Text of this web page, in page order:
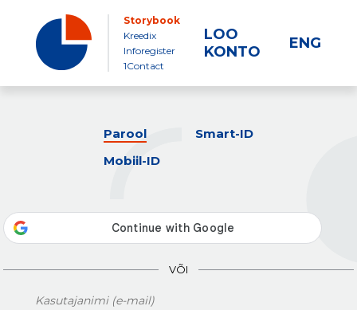
Storybook
Kreedix
Inforegister
1Contact
LOO
KONTO
ENG
Parool
Smart-ID
Mobiil-ID
VÕI